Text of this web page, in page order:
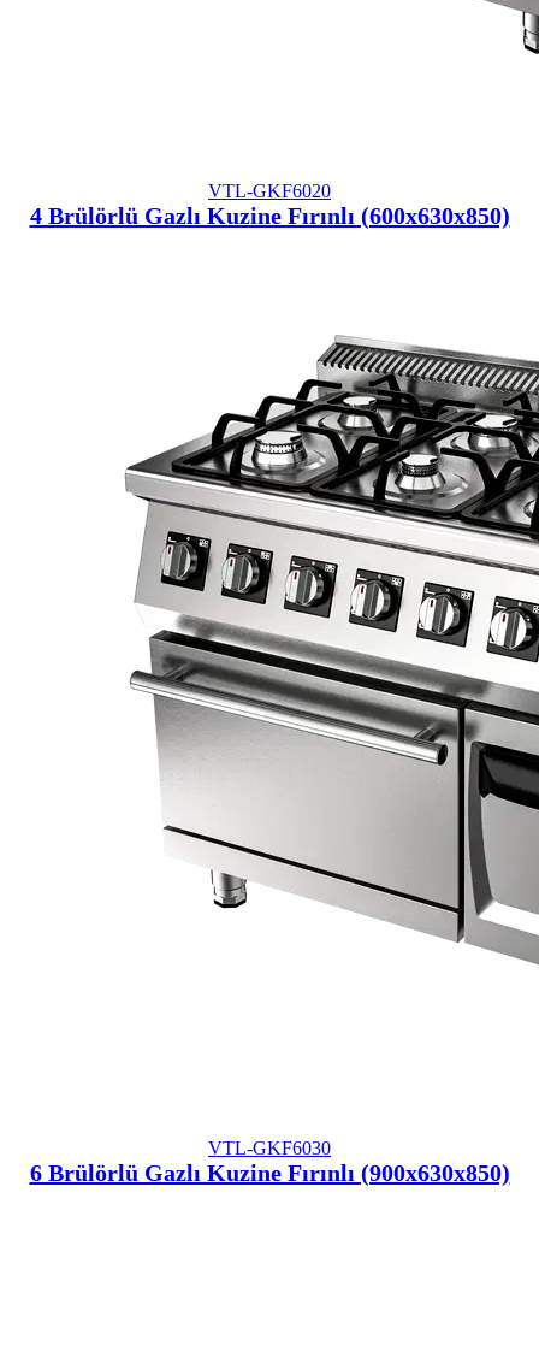
VTL-GKF6020
4 Brülörlü Gazlı Kuzine Fırınlı (600x630x850)
VTL-GKF6030
6 Brülörlü Gazlı Kuzine Fırınlı (900x630x850)